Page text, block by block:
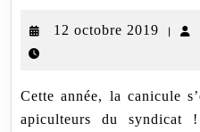
Sud
et
Histoire
12 octobre 2019
12
|
Cette année, la canicule s’était invitée au voyage des
apiculteurs du syndicat